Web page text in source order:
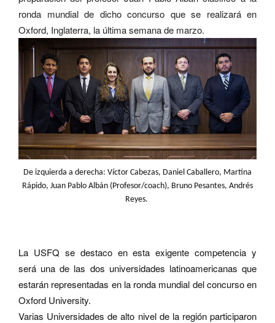
ronda mundial de dicho concurso que se realizará en
Oxford, Inglaterra, la última semana de marzo.
De izquierda a derecha: Víctor Cabezas, Daniel Caballero, Martina
Rápido, Juan Pablo Albán (Profesor/coach), Bruno Pesantes, Andrés
Reyes.
La USFQ se destaco en esta exigente competencia y
será una de las dos universidades latinoamericanas que
estarán representadas en la ronda mundial del concurso en
Oxford University.
Varias Universidades de alto nivel de la región participaron